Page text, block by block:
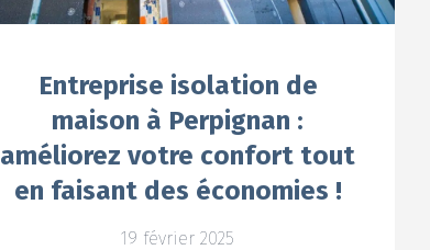
Entreprise isolation de
maison à Perpignan :
améliorez votre confort tout
en faisant des économies !
19 février 2025